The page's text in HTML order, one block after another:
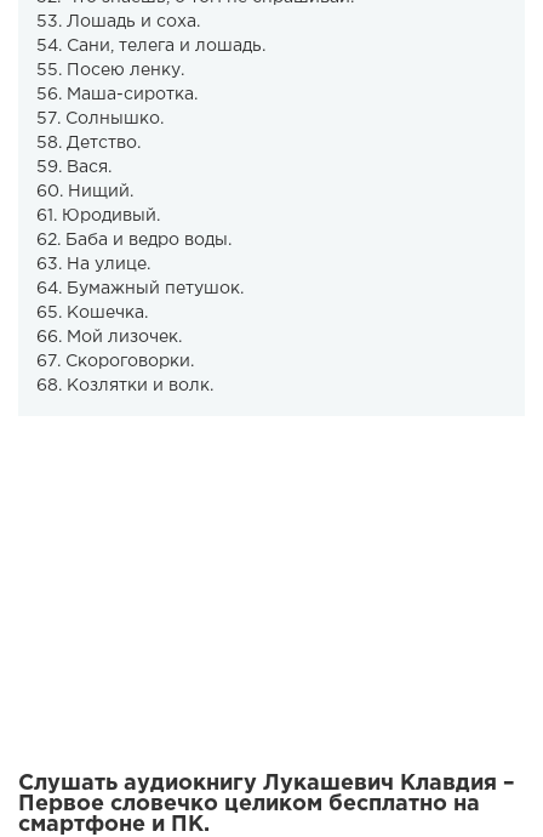
53. Лошадь и соха.
54. Сани, телега и лошадь.
55. Посею ленку.
56. Маша-сиротка.
57. Солнышко.
58. Детство.
59. Вася.
60. Нищий.
61. Юродивый.
62. Баба и ведро воды.
63. На улице.
64. Бумажный петушок.
65. Кошечка.
66. Мой лизочек.
67. Скороговорки.
68. Козлятки и волк.
Слушать аудиокнигу Лукашевич Клавдия –
Первое словечко целиком бесплатно на
смартфоне и ПК.